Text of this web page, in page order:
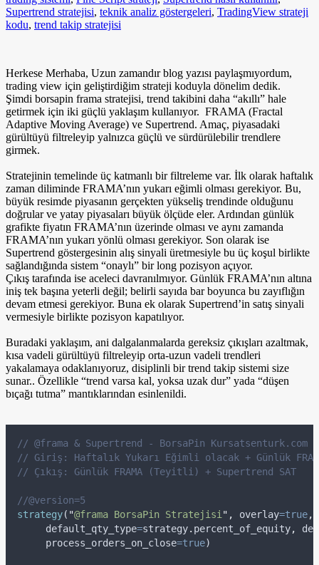
Supertrend stratejisi, teknik analiz göstergeleri, TradingView strateji
kodu, trend takip stratejisi
Herkese Merhaba, Uzun zamandır blog yazısı paylaşmıyordum,
trading view için geliştirdiğim strateji koduyla dönelim dedik.
Şimdi borsapin frama stratejisi, trend takibini daha “akıllı” hale
getirmek için iki güçlü yaklaşım kullanıyor. FRAMA (Fractal
Adaptive Moving Average) ve Supertrend. Amaç, piyasadaki
gürültüyü filtreleyip yalnızca güçlü ve sürdürülebilir trendlere
girmek.
Stratejinin temelinde üç katmanlı bir filtreleme var. İlk olarak haftalık
zaman diliminde FRAMA’nın yukarı eğimli olması gerekiyor. Bu,
büyük resimde piyasanın gerçekten yükseliş trendinde olduğunu
doğrular ve yatay piyasaları büyük ölçüde eler. Ardından günlük
grafikte fiyatın FRAMA’nın üzerinde olması ve aynı zamanda
FRAMA’nın yukarı yönlü olması gerekiyor. Son olarak ise
Supertrend göstergesinin alış sinyali üretmesiyle bu üç koşul birlikte
sağlandığında sistem “onaylı” bir long pozisyon açıyor.
Çıkış tarafında ise aceleci davranılmıyor. Günlük FRAMA’nın altına
iniş tek başına yeterli değil; belirli sayıda bar boyunca bu zayıflığın
devam etmesi gerekiyor. Buna ek olarak Supertrend’in satış sinyali
vermesiyle birlikte pozisyon kapatılıyor.
Buradaki yaklaşım, ani dalgalanmalarda gereksiz çıkışları azaltmak,
kısa vadeli gürültüyü filtreleyip orta-uzun vadeli trendleri
yakalamaya odaklanıyoruz, disiplinli bir trend takip sistemi size
sunar.. Özellikle “trend varsa kal, yoksa uzak dur” yada “düşen
bıçağı tutma” mantıklarından esinlenildi.
// @frama & Supertrend - BorsaPin Kursatsenturk.com
// Giriş: Haftalık Yukarı Eğimli olacak + Günlük
// Çıkış: Günlük FRAMA (Teyitli) + Supertrend SAT
//@version=5
strategy( "@frama BorsaPin Stratejisi" , overlay=true,
default_qty_type=strategy. percent_of_equity,
process_orders_on_close=true)